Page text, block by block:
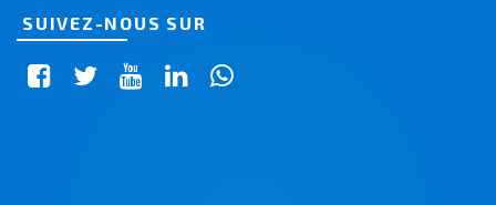
SUIVEZ-NOUS SUR